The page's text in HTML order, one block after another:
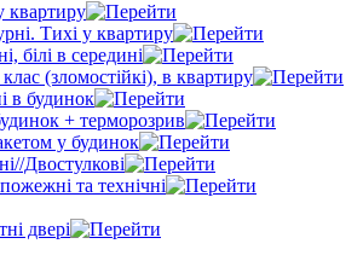
квартиру
Тихі у квартиру
білі в середині
(зломостійкі), в квартиру
в будинок
+ терморозрив
у будинок
Двостулкові
та технічні
двері